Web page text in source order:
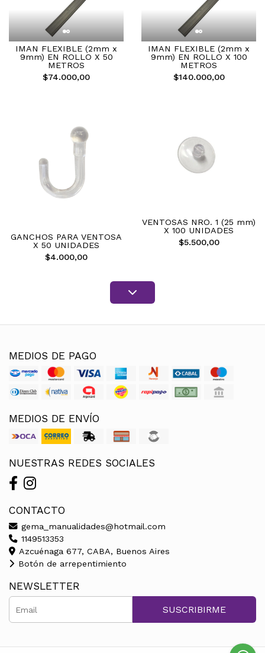
IMAN FLEXIBLE (2mm x
9mm) EN ROLLO X 50
METROS
$74.000,00
IMAN FLEXIBLE (2mm x
9mm) EN ROLLO X 100
METROS
$140.000,00
GANCHOS PARA VENTOSA
X 50 UNIDADES
$4.000,00
VENTOSAS NRO. 1 (25 mm)
X 100 UNIDADES
$5.500,00
MEDIOS DE PAGO
MEDIOS DE ENVÍO
NUESTRAS REDES SOCIALES
CONTACTO
gema_manualidades@hotmail.com
1149513353
Azcuénaga 677, CABA, Buenos Aires
Botón de arrepentimiento
NEWSLETTER
SUSCRIBIRME